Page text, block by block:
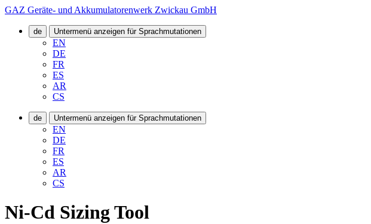
GAZ Geräte- und Akkumulatorenwerk Zwickau GmbH
de Untermenü anzeigen für Sprachmutationen
EN
DE
FR
ES
AR
CS
de Untermenü anzeigen für Sprachmutationen
EN
DE
FR
ES
AR
CS
Ni-Cd Sizing Tool